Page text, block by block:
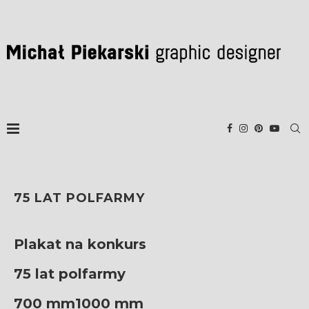
75 LAT POLFARMY
Plakat na konkurs
75 lat polfarmy
700 mm1000 mm